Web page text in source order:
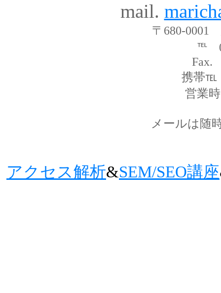
mail.
〒680-0001
℡
Fax.
携帯℡
営業
メールは随
アクセス解析&SEM/SEO講座